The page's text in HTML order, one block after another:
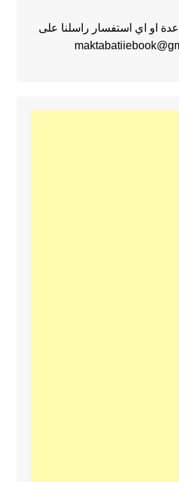
او اي استفسار راسلنا على